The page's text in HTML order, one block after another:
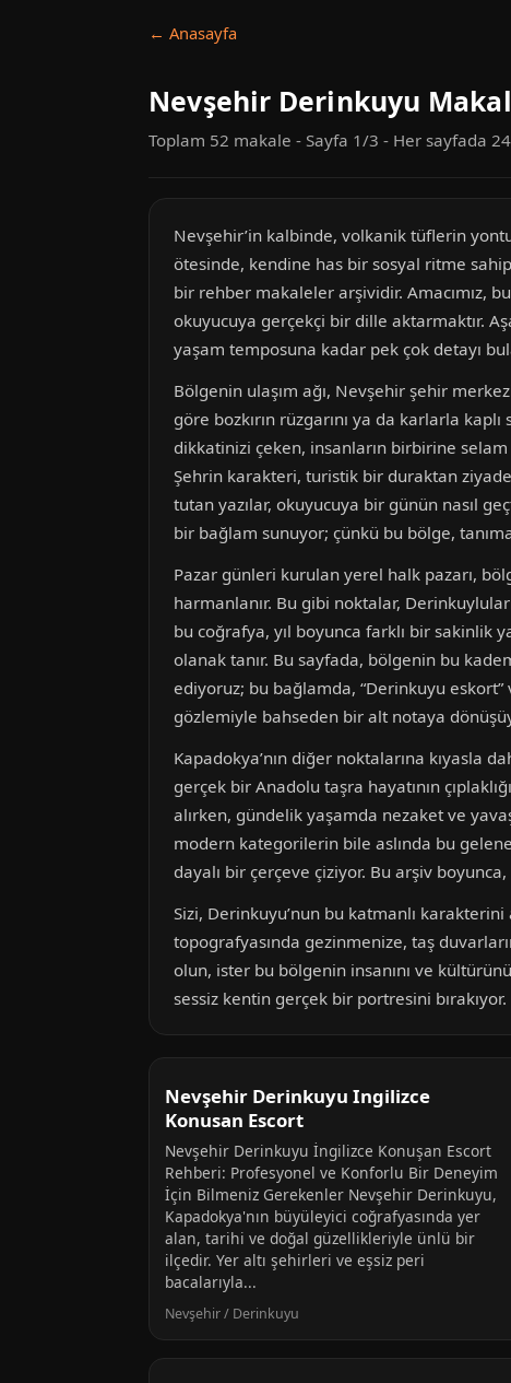
← Anasayfa
Nevşehir Derinkuyu
Toplam 52 makale - Sayfa 1/3 - Her sayfada
Nevşehir’in kalbinde, volkanik tüflerin
ötesinde, kendine has bir sosyal ritme
bir rehber makaleler arşividir. Amacımız,
okuyucuya gerçekçi bir dille aktarmaktır.
yaşam temposuna kadar pek çok detayı
Bölgenin ulaşım ağı, Nevşehir şehir
göre bozkırın rüzgarını ya da karlarla
dikkatinizi çeken, insanların birbirine selam
Şehrin karakteri, turistik bir duraktan
tutan yazılar, okuyucuya bir günün nasıl
bir bağlam sunuyor; çünkü bu bölge,
Pazar günleri kurulan yerel halk pazarı,
harmanlanır. Bu gibi noktalar,
bu coğrafya, yıl boyunca farklı bir sakinlik
olanak tanır. Bu sayfada, bölgenin bu
ediyoruz; bu bağlamda, “Derinkuyu
gözlemiyle bahseden bir alt notaya
Kapadokya’nın diğer noktalarına kıyasla
gerçek bir Anadolu taşra hayatının
alırken, gündelik yaşamda nezaket ve
modern kategorilerin bile aslında bu
dayalı bir çerçeve çiziyor. Bu arşiv
Sizi, Derinkuyu’nun bu katmanlı
topografyasında gezinmenize, taş
olun, ister bu bölgenin insanını ve
sessiz kentin gerçek bir portresini bırakıyor.
Nevşehir Derinkuyu Ingilizce
Konusan Escort
Nevşehir Derinkuyu İngilizce Konuşan Escort
Rehberi: Profesyonel ve Konforlu Bir Deneyim
İçin Bilmeniz Gerekenler Nevşehir Derinkuyu,
Kapadokya'nın büyüleyici coğrafyasında yer
alan, tarihi ve doğal güzellikleriyle ünlü bir
ilçedir. Yer altı şehirleri ve eşsiz peri
bacalarıyla...
Nevşehir / Derinkuyu